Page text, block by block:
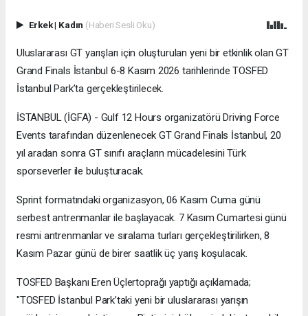
Erkek| Kadın (Haberi Sesli Oku)
Uluslararası GT yarışları için oluşturulan yeni bir etkinlik olan GT
Grand Finals İstanbul 6-8 Kasım 2026 tarihlerinde TOSFED
İstanbul Park’ta gerçekleştirilecek.
İSTANBUL (İGFA) - Gulf 12 Hours organizatörü Driving Force
Events tarafından düzenlenecek GT Grand Finals İstanbul, 20
yıl aradan sonra GT sınıfı araçların mücadelesini Türk
sporseverler ile buluşturacak.
Sprint formatındaki organizasyon, 06 Kasım Cuma günü
serbest antrenmanlar ile başlayacak. 7 Kasım Cumartesi günü
resmi antrenmanlar ve sıralama turları gerçekleştirilirken, 8
Kasım Pazar günü de birer saatlik üç yarış koşulacak.
TOSFED Başkanı Eren Üçlertoprağı yaptığı açıklamada;
"TOSFED İstanbul Park’taki yeni bir uluslararası yarışın